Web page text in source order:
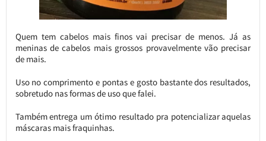
Quem tem cabelos mais finos vai precisar de menos. Já as
meninas de cabelos mais grossos provavelmente vão precisar
de mais.
Uso no comprimento e pontas e gosto bastante dos resultados,
sobretudo nas formas de uso que falei.
Também entrega um ótimo resultado pra potencializar aquelas
máscaras mais fraquinhas.